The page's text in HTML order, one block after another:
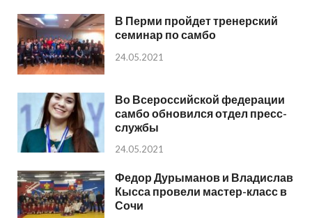
В Перми пройдет тренерский
семинар по самбо
24.05.2021
Во Всероссийской федерации
самбо обновился отдел пресс-
службы
24.05.2021
Федор Дурыманов и Владислав
Кысса провели мастер-класс в
Сочи